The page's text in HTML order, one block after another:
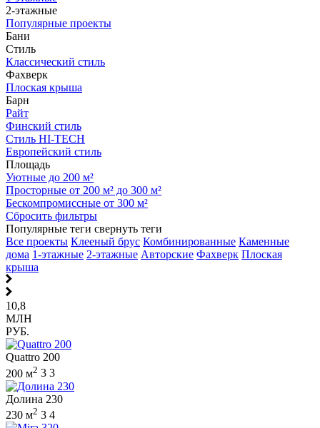
2-этажные
Популярные проекты
Бани
Стиль
Классический стиль
Фахверк
Плоская крыша
Барн
Райт
Финский стиль
Стиль HI-TECH
Европейский стиль
Площадь
Уютные до 200 м²
Просторные от 200 м² до 300 м²
Бескомпромиссные от 300 м²
Сбросить фильтры
Популярные теги свернуть теги
Все проекты Клееный брус Комбинированные Каменные
дома 1-этажные 2-этажные Авторские Фахверк Плоская
крыша
10,8
МЛН
РУБ.
Quattro 200
200 м2 3 3
Долина 230
230 м2 3 4